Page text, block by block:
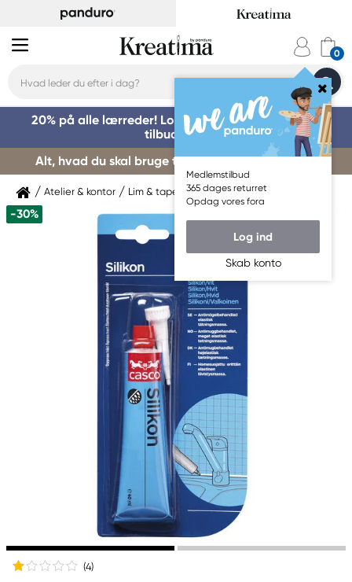
Medlemstilbud
365 dages returret
Opdag vores fora
Log ind
Skab konto
20% på alle lærreder! Log på for at benytte dig af
tilbuddet »
Alt, hvad du skal bruge til kursusstart – køb her »
Atelier & kontor Lim & tape Speciallim
-30%
(4)